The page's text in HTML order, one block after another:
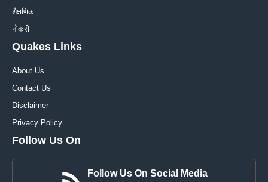
शैक्षणिक
नोकरी
Quakes Links
About Us
Contact Us
Disclaimer
Privacy Policy
Follow Us On
Follow Us On Social Media